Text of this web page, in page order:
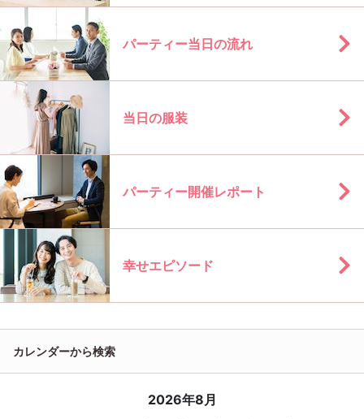
パーティー当日の流れ
当日の服装
パーティー開催レポート
幸せエピソード
カレンダーから検索
2026年8月